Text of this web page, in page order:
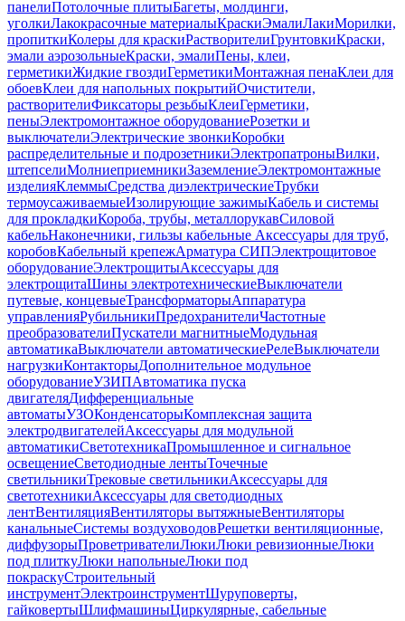
панелиПотолочные плитыБагеты, молдинги,
уголкиЛакокрасочные материалыКраскиЭмалиЛакиМорилки,
пропиткиКолеры для краскиРастворителиГрунтовкиКраски,
эмали аэрозольныеКраски, эмалиПены, клеи,
герметикиЖидкие гвоздиГерметикиМонтажная пенаКлеи для
обоевКлеи для напольных покрытийОчистители,
растворителиФиксаторы резьбыКлеиГерметики,
пеныЭлектромонтажное оборудованиеРозетки и
выключателиЭлектрические звонкиКоробки
распределительные и подрозетникиЭлектропатроныВилки,
штепселиМолниеприемникиЗаземлениеЭлектромонтажные
изделияКлеммыСредства диэлектрическиеТрубки
термоусаживаемыеИзолирующие зажимыКабель и системы
для прокладкиКороба, трубы, металлорукавСиловой
кабельНаконечники, гильзы кабельные Аксессуары для труб,
коробовКабельный крепежАрматура СИПЭлектрощитовое
оборудованиеЭлектрощитыАксессуары для
электрощитаШины электротехническиеВыключатели
путевые, концевыеТрансформаторыАппаратура
управленияРубильникиПредохранителиЧастотные
преобразователиПускатели магнитныеМодульная
автоматикаВыключатели автоматическиеРелеВыключатели
нагрузкиКонтакторыДополнительное модульное
оборудованиеУЗИПАвтоматика пуска
двигателяДифференциальные
автоматыУЗОКонденсаторыКомплексная защита
электродвигателейАксессуары для модульной
автоматикиСветотехникаПромышленное и сигнальное
освещениеСветодиодные лентыТочечные
светильникиТрековые светильникиАксессуары для
светотехникиАксессуары для светодиодных
лентВентиляцияВентиляторы вытяжныеВентиляторы
канальныеСистемы воздуховодовРешетки вентиляционные,
диффузорыПроветривателиЛюкиЛюки ревизионныеЛюки
под плиткуЛюки напольныеЛюки под
покраскуСтроительный
инструментЭлектроинструментШуруповерты,
гайковертыШлифмашиныЦиркулярные, сабельные